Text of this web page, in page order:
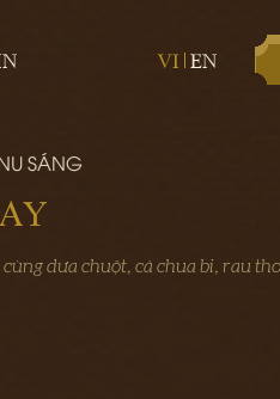
VI EN
SÁNG
dưa chuột, cà chua bi, rau